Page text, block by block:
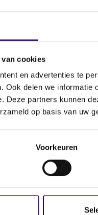
cookies
en advertenties te
Ook delen we
Deze partners kunnen
op basis van uw
Voorkeuren
de site